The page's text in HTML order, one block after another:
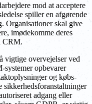
mod at acceptere
spiller en afgørende
Organisationer skal give
imødekomme deres
CRM.
vigtige overvejelser ved
systemer opbevarer
og købs-
sikkerhedsforanstaltninger
adgang eller